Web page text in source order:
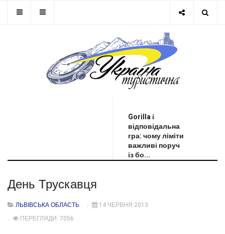
Gorilla і
відповідальна
гра: чому ліміти
важливі поруч
із бо...
День Трускавця
ЛЬВІВСЬКА ОБЛАСТЬ
14 ЧЕРВНЯ 2013
ПЕРЕГЛЯДИ: 7056